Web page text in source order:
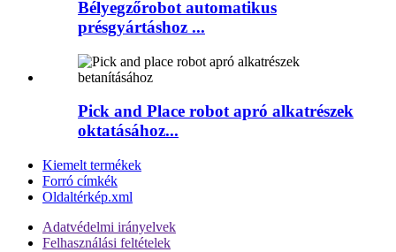
Bélyegzőrobot automatikus
présgyártáshoz ...
Pick and Place robot apró alkatrészek
oktatásához...
Kiemelt termékek
Forró címkék
Oldaltérkép.xml
Adatvédelmi irányelvek
Felhasználási feltételek